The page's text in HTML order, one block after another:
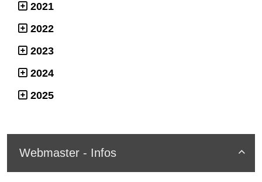
2021
2022
2023
2024
2025

Webmaster - Infos